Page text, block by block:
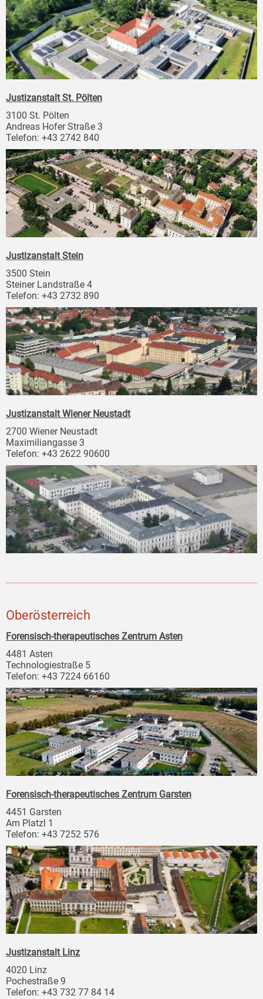
Justizanstalt St. Pölten
3100 St. Pölten
Andreas Hofer Straße 3
Telefon: +43 2742 840
Justizanstalt Stein
3500 Stein
Steiner Landstraße 4
Telefon: +43 2732 890
Justizanstalt Wiener Neustadt
2700 Wiener Neustadt
Maximiliangasse 3
Telefon: +43 2622 90600
Oberösterreich
Forensisch-therapeutisches Zentrum Asten
4481 Asten
Technologiestraße 5
Telefon: +43 7224 66160
Forensisch-therapeutisches Zentrum Garsten
4451 Garsten
Am Platzl 1
Telefon: +43 7252 576
Justizanstalt Linz
4020 Linz
Pochestraße 9
Telefon: +43 732 77 84 14